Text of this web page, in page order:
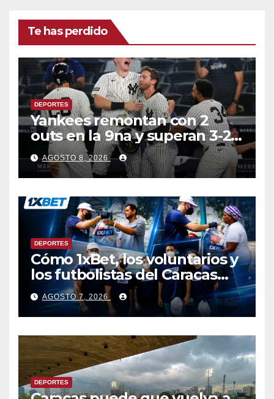
Te has perdido
DEPORTES
Yankees remontan con 2
outs en la 9na y superan 3-2 a
Bravos en 10 innings tras
larga lluvia
AGOSTO 8, 2026
DEPORTES
Cómo 1xBet, los voluntarios y
los futbolistas del Caracas
Fútbol Club juntaron fuerzas
para ayudar a las familias de
Venezuela
AGOSTO 7, 2026
DEPORTES